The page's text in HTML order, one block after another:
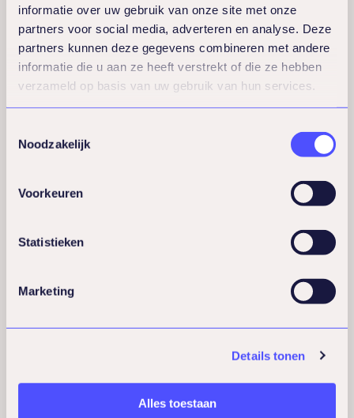
informatie over uw gebruik van onze site met onze
partners voor social media, adverteren en analyse. Deze
partners kunnen deze gegevens combineren met andere
informatie die u aan ze heeft verstrekt of die ze hebben
verzameld op basis van uw gebruik van hun services.
Noodzakelijk
Voorkeuren
Statistieken
Marketing
Details tonen
Alles toestaan
Wanneer moet je
doorverwijzen naar
een psycholoog of
psychiater?
Doorverwijzing is noodzakelijk bij
depressie, angststoornissen die het
verslavingsproblemen
. Ook bij trauma’s of
wanneer medicatie mogelijk nodig is, moet
je doorverwijzen naar een psychiater.
Verschillende professionals hebben
verschillende specialisaties: